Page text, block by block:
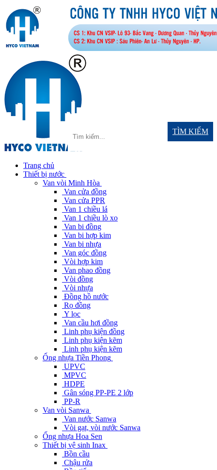
TÌM KIẾM
Trang chủ
Thiết bị nước
Van vòi Minh Hòa
Van cửa đồng
Van cửa PPR
Van 1 chiều lá
Van 1 chiều lò xo
Van bi đồng
Van bi hợp kim
Van bi nhựa
Van góc đồng
Vòi hợp kim
Van phao đồng
Vòi đồng
Vòi nhựa
Đồng hồ nước
Rọ đồng
Y lọc
Van cầu hơi đồng
Linh phụ kiện đồng
Linh phụ kiện kẽm
Linh phụ kiện kẽm
Ống nhựa Tiền Phong
UPVC
MPVC
HDPE
Gân sóng PP-PE 2 lớp
PP-R
Van vòi Sanwa
Van nước Sanwa
Vòi gạt, vòi nước Sanwa
Ống nhựa Hoa Sen
Thiết bị vệ sinh Inax
Bồn cầu
Chậu rửa